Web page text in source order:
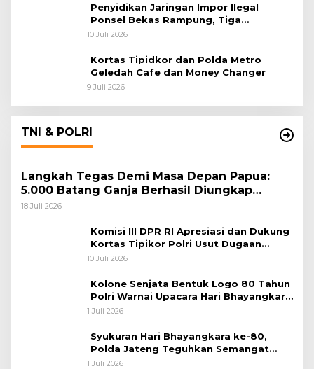
Penyidikan Jaringan Impor Ilegal
Ponsel Bekas Rampung, Tiga
Tersangka Sudah P-21 dan Satu Buron
10 Juli 2026
Kortas Tipidkor dan Polda Metro
Geledah Cafe dan Money Changer
9 Juli 2026
TNI & POLRI
Langkah Tegas Demi Masa Depan Papua:
5.000 Batang Ganja Berhasil Diungkap
Koops TNI Habema
18 Juli 2026
Komisi III DPR RI Apresiasi dan Dukung
Kortas Tipikor Polri Usut Dugaan
Korupsi Batu Bara
10 Juli 2026
Kolone Senjata Bentuk Logo 80 Tahun
Polri Warnai Upacara Hari Bhayangkara
ke-80
1 Juli 2026
Syukuran Hari Bhayangkara ke-80,
Polda Jateng Teguhkan Semangat
Pengabdian dan Pererat Kebersamaan
1 Juli 2026